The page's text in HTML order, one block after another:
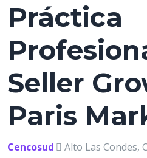
Práctica
Seller
Paris
Cencosud Alto Las Condes,